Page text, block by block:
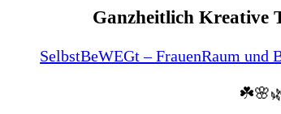
Ganzheitlich Kreative
SelbstBeWEGt – FrauenRaum und